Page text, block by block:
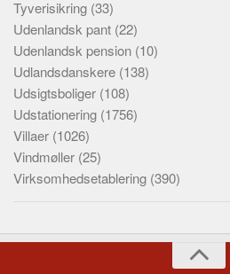
Tyverisikring (33)
Udenlandsk pant (22)
Udenlandsk pension (10)
Udlandsdanskere (138)
Udsigtsboliger (108)
Udstationering (1756)
Villaer (1026)
Vindmøller (25)
Virksomhedsetablering (390)